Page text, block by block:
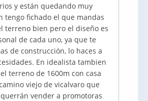
y están quedando muy
tengo fichado el que mandas
terreno bien pero el diseño es
de cada uno, ya que te
de construcción, lo haces a
En idealista tambien
terreno de 1600m con casa
viejo de vicalvaro que
vender a promotoras